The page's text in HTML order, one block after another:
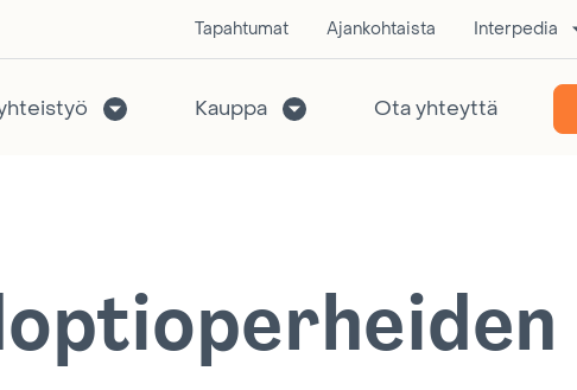
Tapahtumat Ajankohtaista Interpedia
Kauppa Ota yhteyttä